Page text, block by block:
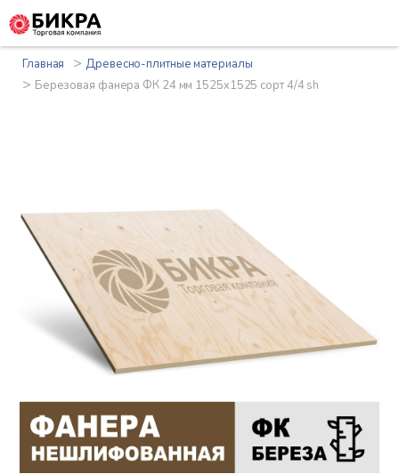
Главная >Древесно-плитные материалы
> Березовая фанера ФК 24 мм 1525x1525 сорт 4/4 sh